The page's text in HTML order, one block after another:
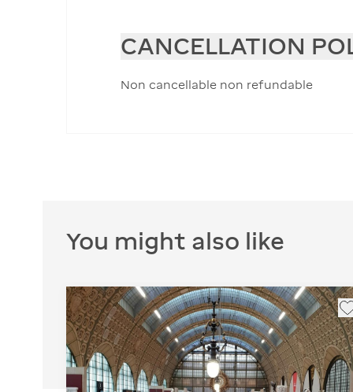
CANCELLATION
Non cancellable non refundable
You might also like